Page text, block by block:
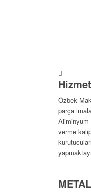
Özbek
parça
Aliminyum
verme